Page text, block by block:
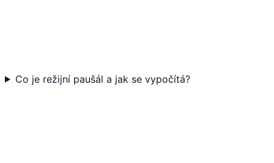
Co je režijní paušál a jak se vypočítá?